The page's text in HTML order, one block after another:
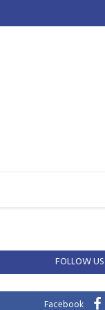
FOLLOW US
Facebook